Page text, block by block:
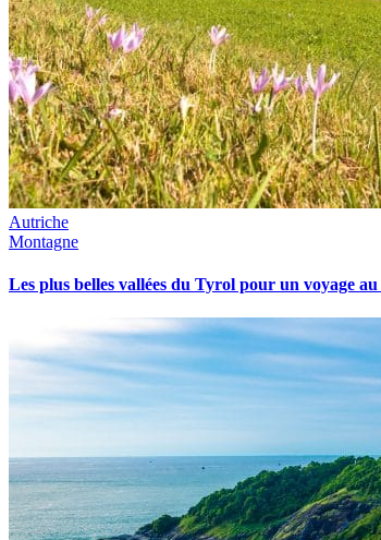
Autriche
Montagne
Les plus belles vallées du Tyrol pour un voyage